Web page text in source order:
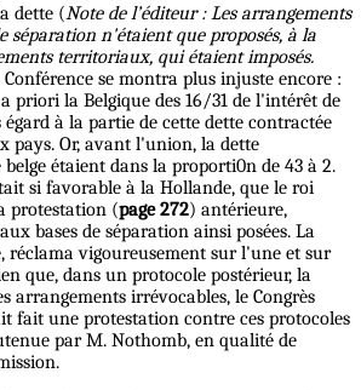
dette (Note de l’éditeur : Les arrangements
séparation n'étaient que proposés, à la
territoriaux, qui étaient imposés.
se montra plus injuste encore :
priori la Belgique des 16/31 de l'intérêt de
égard à la partie de cette dette contractée
pays. Or, avant l'union, la dette
étaient dans la proporti0n de 43 à 2.
si favorable à la Hollande, que le roi
protestation (page 272) antérieure,
bases de séparation ainsi posées. La
réclama vigoureusement sur l'une et sur
que, dans un protocole postérieur, la
arrangements irrévocables, le Congrès
fait une protestation contre ces protocoles
par M. Nothomb, en qualité de